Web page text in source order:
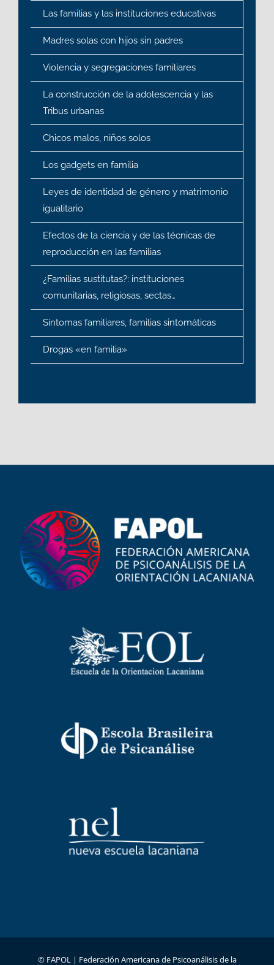
Las familias y las instituciones educativas
Madres solas con hijos sin padres
Violencia y segregaciones familiares
La construcción de la adolescencia y las
Tribus urbanas
Chicos malos, niños solos
Los gadgets en familia
Leyes de identidad de género y matrimonio
igualitario
Efectos de la ciencia y de las técnicas de
reproducción en las familias
¿Familias sustitutas?: instituciones
comunitarias, religiosas, sectas…
Síntomas familiares, familias sintomáticas
Drogas «en familia»
© FAPOL | Federación Americana de Psicoanálisis de la